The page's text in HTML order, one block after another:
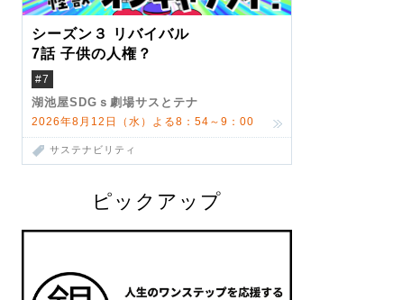
シーズン３ リバイバル
7話 子供の人権？
#7
湖池屋SDGｓ劇場サスとテナ
2026年8月12日（水）よる8：54～9：00
サステナビリティ
ピックアップ